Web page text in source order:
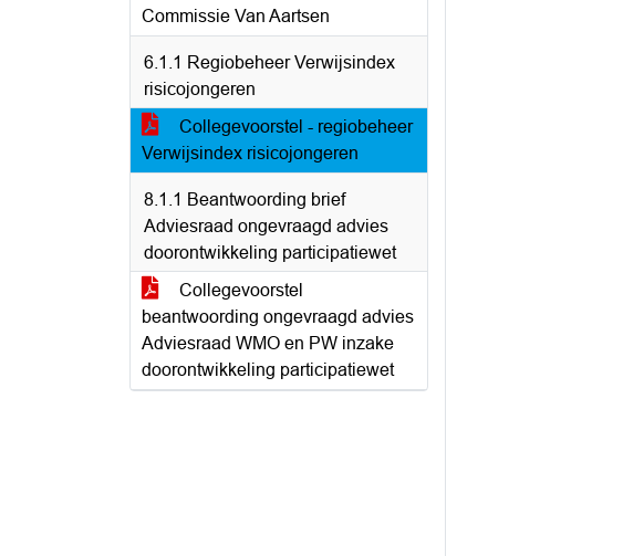
Commissie Van Aartsen
6.1.1 Regiobeheer Verwijsindex
risicojongeren
Collegevoorstel - regiobeheer
Verwijsindex risicojongeren
8.1.1 Beantwoording brief
Adviesraad ongevraagd advies
doorontwikkeling participatiewet
Collegevoorstel
beantwoording ongevraagd advies
Adviesraad WMO en PW inzake
doorontwikkeling participatiewet